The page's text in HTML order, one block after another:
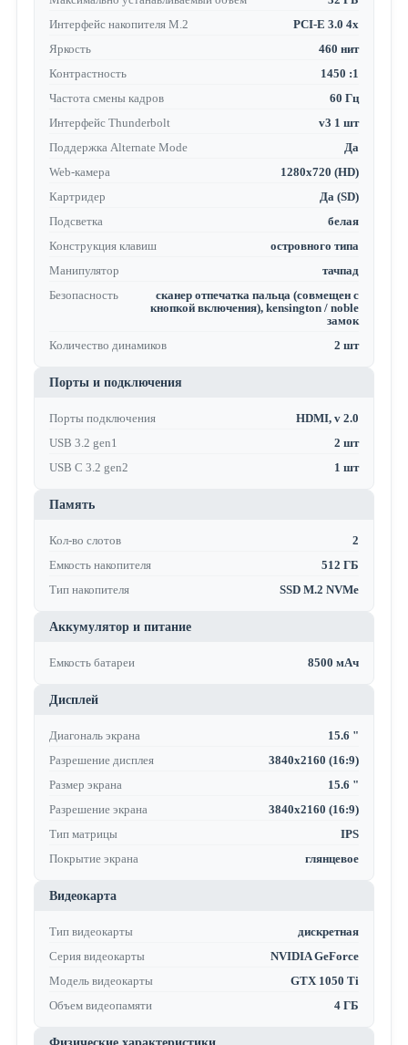
Интерфейс накопителя M.2
PCI-E 3.0 4x
Яркость
460 нит
Контрастность
1450 :1
Частота смены кадров
60 Гц
Интерфейс Thunderbolt
v3 1 шт
Поддержка Alternate Mode
Да
Web-камера
1280x720 (HD)
Картридер
Да (SD)
Подсветка
белая
Конструкция клавиш
островного типа
Манипулятор
тачпад
Безопасность
сканер отпечатка пальца (совмещен с
кнопкой включения), kensington / noble
замок
Количество динамиков
2 шт
Порты и подключения
Порты подключения
HDMI, v 2.0
USB 3.2 gen1
2 шт
USB C 3.2 gen2
1 шт
Память
Кол-во слотов
2
Емкость накопителя
512 ГБ
Тип накопителя
SSD M.2 NVMe
Аккумулятор и питание
Емкость батареи 8500 мАч
Дисплей
Диагональ экрана
15.6 "
Разрешение дисплея
3840x2160 (16:9)
Размер экрана
15.6 "
Разрешение экрана
3840x2160 (16:9)
Тип матрицы
IPS
Покрытие экрана
глянцевое
Видеокарта
Тип видеокарты
дискретная
Серия видеокарты
NVIDIA GeForce
Модель видеокарты
GTX 1050 Ti
Объем видеопамяти
4 ГБ